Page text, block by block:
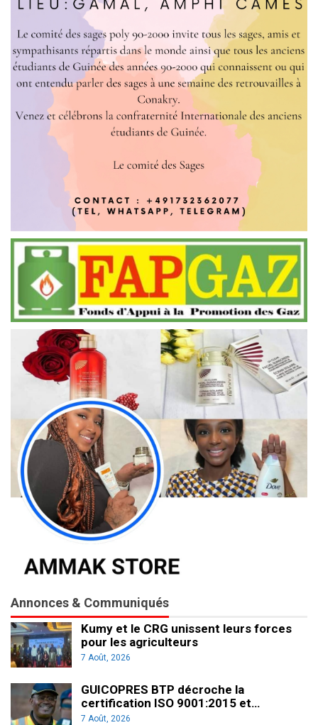
Annonces & Communiqués
Kumy et le CRG unissent leurs forces
pour les agriculteurs
7 Août, 2026
GUICOPRES BTP décroche la
certification ISO 9001:2015 et…
7 Août, 2026